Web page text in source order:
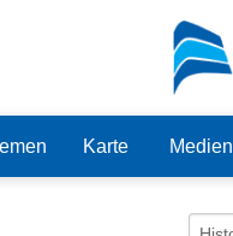
Karte Medien